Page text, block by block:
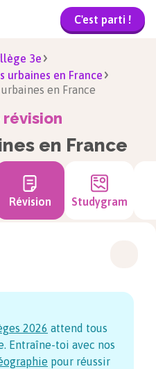
C'est parti !
3e
urbaines en France
en France
révision
en France
Révision Studygram
2026 attend tous
Entraîne-toi avec nos
pour réussir